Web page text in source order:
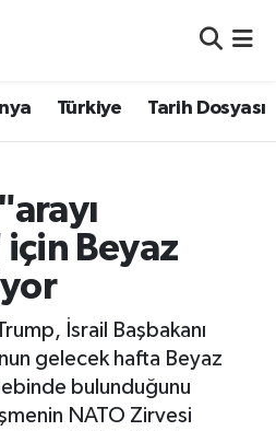
Türkiye Tarih Dosyası
Beyaz
İsrail Başbakanı
gelecek hafta Beyaz
bulunduğunu
NATO Zirvesi
ve Fikstür